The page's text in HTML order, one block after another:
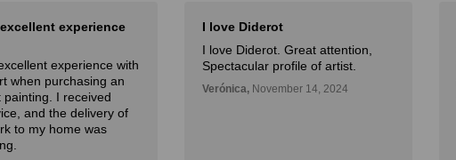
experience
experience with
when purchasing an
painting. I received
and the delivery of
to my home was
I love Diderot
I love Diderot. Great attention,
Spectacular profile of artist.
Verónica, November 14, 2024